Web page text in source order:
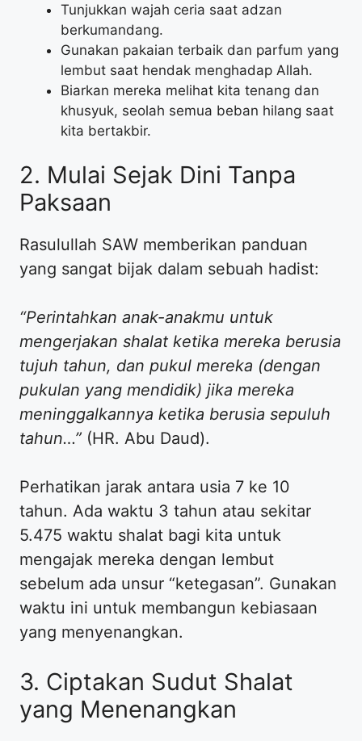
​Tunjukkan wajah ceria saat adzan
berkumandang.
​Gunakan pakaian terbaik dan parfum yang
lembut saat hendak menghadap Allah.
​Biarkan mereka melihat kita tenang dan
khusyuk, seolah semua beban hilang saat
kita bertakbir.
​2. Mulai Sejak Dini Tanpa
Paksaan
​Rasulullah SAW memberikan panduan
yang sangat bijak dalam sebuah hadist:
“Perintahkan anak-anakmu untuk
mengerjakan shalat ketika mereka berusia
tujuh tahun, dan pukul mereka (dengan
pukulan yang mendidik) jika mereka
meninggalkannya ketika berusia sepuluh
tahun…” (HR. Abu Daud).
​Perhatikan jarak antara usia 7 ke 10
tahun. Ada waktu 3 tahun atau sekitar
5.475 waktu shalat bagi kita untuk
mengajak mereka dengan lembut
sebelum ada unsur “ketegasan”. Gunakan
waktu ini untuk membangun kebiasaan
yang menyenangkan.
​3. Ciptakan Sudut Shalat
yang Menenangkan